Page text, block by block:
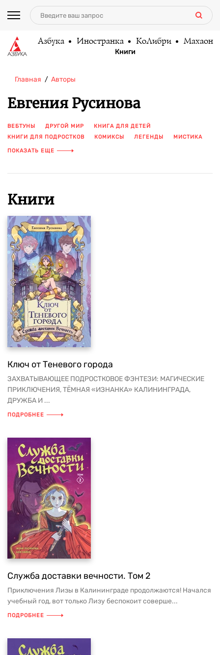
Азбука Иностранка КоЛибри Махаон
Книги
Главная Авторы
Евгения Русинова
ВЕБТУНЫ ДРУГОЙ МИР
КНИГА ДЛЯ ДЕТЕЙ
КНИГИ ДЛЯ ПОДРОСТКОВ
КОМИКСЫ ЛЕГЕНДЫ
МИСТИКА
ПЕРВАЯ ЛЮБОВЬ
ПОДРОСТКИ
ПОКАЗАТЬ ЕЩЕ
Книги
Ключ от Теневого города
ЗАХВАТЫВАЮЩЕЕ ПОДРОСТКОВОЕ ФЭНТЕЗИ: МАГИЧЕСКИЕ
ПРИКЛЮЧЕНИЯ, ТЁМНАЯ «ИЗНАНКА» КАЛИНИНГРАДА,
ДРУЖБА И ...
ПОДРОБНЕЕ
Служба доставки вечности. Том 2
Приключения Лизы в Калининграде продолжаются! Начался
учебный год, вот только Лизу беспокоит соверше...
ПОДРОБНЕЕ